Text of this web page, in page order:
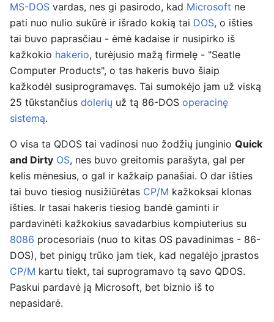
MS-DOS vardas, nes gi pasirodo, kad Microsoft ne
pati nuo nulio sukūrė ir išrado kokią tai DOS, o išties
tai buvo paprasčiau - ėmė kadaise ir nusipirko iš
kažkokio hakerio, turėjusio mažą firmelę - "Seatle
Computer Products", o tas hakeris buvo šiaip
kažkodėl susiprogramavęs. Tai sumokėjo jam už viską
25 tūkstančius dolerių už tą 86-DOS operacinę
sistemą.
O visa ta QDOS tai vadinosi nuo žodžių junginio Quick
and Dirty OS, nes buvo greitomis parašyta, gal per
kelis mėnesius, o gal ir kažkaip panašiai. O dar išties
tai buvo tiesiog nusižiūrėtas CP/M kažkoksai klonas
išties. Ir tasai hakeris tiesiog bandė gaminti ir
pardavinėti kažkokius savadarbius kompiuterius su
8086 procesoriais (nuo to kitas OS pavadinimas - 86-
DOS), bet pinigų trūko jam tiek, kad negalėjo įprastos
CP/M kartu tiekt, tai suprogramavo tą savo QDOS.
Paskui pardavė ją Microsoft, bet biznio iš to
nepasidarė.